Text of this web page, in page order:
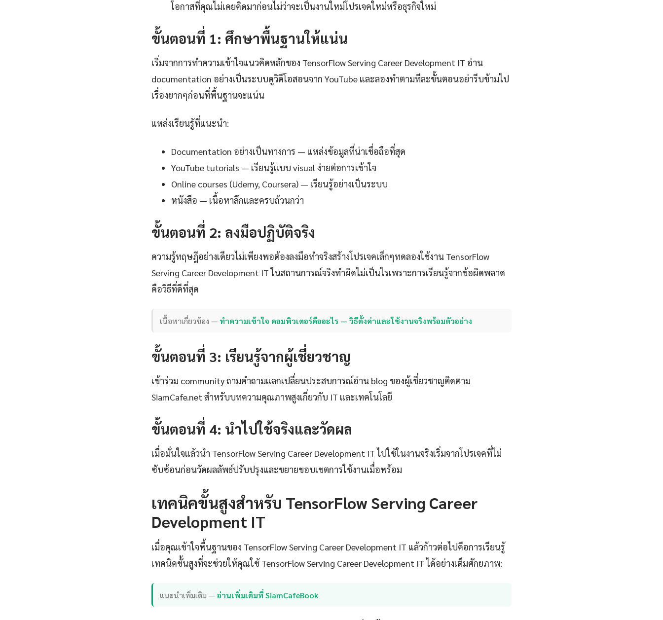
โอกาสที่คุณไม่เคยคิดมาก่อนไม่ว่าจะเป็นงานใหม่โปรเจคใหม่หรือธุรกิจใหม่
ขั้นตอนที่ 1: ศึกษาพื้นฐานให้แน่น
เริ่มจากการทำความเข้าใจแนวคิดหลักของ TensorFlow Serving Career Development IT อ่าน
documentation อย่างเป็นระบบดูวิดีโอสอนจาก YouTube และลองทำตามทีละขั้นตอนอย่ารีบข้ามไป
เรื่องยากๆก่อนที่พื้นฐานจะแน่น
แหล่งเรียนรู้ที่แนะนำ:
Documentation อย่างเป็นทางการ — แหล่งข้อมูลที่น่าเชื่อถือที่สุด
YouTube tutorials — เรียนรู้แบบ visual ง่ายต่อการเข้าใจ
Online courses (Udemy, Coursera) — เรียนรู้อย่างเป็นระบบ
หนังสือ — เนื้อหาลึกและครบถ้วนกว่า
ขั้นตอนที่ 2: ลงมือปฏิบัติจริง
ความรู้ทฤษฎีอย่างเดียวไม่เพียงพอต้องลงมือทำจริงสร้างโปรเจคเล็กๆทดลองใช้งาน TensorFlow
Serving Career Development IT ในสถานการณ์จริงทำผิดไม่เป็นไรเพราะการเรียนรู้จากข้อผิดพลาด
คือวิธีที่ดีที่สุด
เนื้อหาเกี่ยวข้อง — ทำความเข้าใจ คอมพิวเตอร์คืออะไร — วิธีตั้งค่าและใช้งานจริงพร้อมตัวอย่าง
ขั้นตอนที่ 3: เรียนรู้จากผู้เชี่ยวชาญ
เข้าร่วม community ถามคำถามแลกเปลี่ยนประสบการณ์อ่าน blog ของผู้เชี่ยวชาญติดตาม
SiamCafe.net สำหรับบทความคุณภาพสูงเกี่ยวกับ IT และเทคโนโลยี
ขั้นตอนที่ 4: นำไปใช้จริงและวัดผล
เมื่อมั่นใจแล้วนำ TensorFlow Serving Career Development IT ไปใช้ในงานจริงเริ่มจากโปรเจคที่ไม่
ซับซ้อนก่อนวัดผลลัพธ์ปรับปรุงและขยายขอบเขตการใช้งานเมื่อพร้อม
เทคนิคขั้นสูงสำหรับ TensorFlow Serving Career
Development IT
เมื่อคุณเข้าใจพื้นฐานของ TensorFlow Serving Career Development IT แล้วก้าวต่อไปคือการเรียนรู้
เทคนิคขั้นสูงที่จะช่วยให้คุณใช้ TensorFlow Serving Career Development IT ได้อย่างเต็มศักยภาพ:
แนะนำเพิ่มเติม —อ่านเพิ่มเติมที่ SiamCafeBook